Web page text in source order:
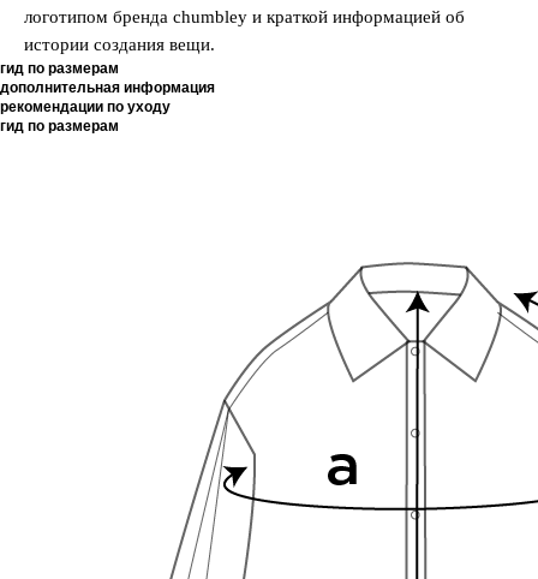
логотипом бренда chumbley и краткой информацией об
истории создания вещи.
гид по размерам
дополнительная информация
рекомендации по уходу
гид по размерам